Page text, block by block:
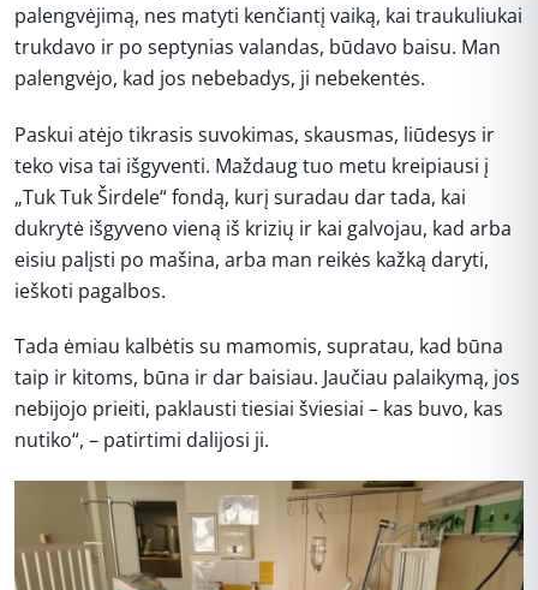
palengvėjimą, nes matyti kenčiantį vaiką, kai traukuliukai
trukdavo ir po septynias valandas, būdavo baisu. Man
palengvėjo, kad jos nebebadys, ji nebekentės.
Paskui atėjo tikrasis suvokimas, skausmas, liūdesys ir
teko visa tai išgyventi. Maždaug tuo metu kreipiausi į
„Tuk Tuk Širdele“ fondą, kurį suradau dar tada, kai
dukrytė išgyveno vieną iš krizių ir kai galvojau, kad arba
eisiu palįsti po mašina, arba man reikės kažką daryti,
ieškoti pagalbos.
Tada ėmiau kalbėtis su mamomis, supratau, kad būna
taip ir kitoms, būna ir dar baisiau. Jaučiau palaikymą, jos
nebijojo prieiti, paklausti tiesiai šviesiai – kas buvo, kas
nutiko“, – patirtimi dalijosi ji.